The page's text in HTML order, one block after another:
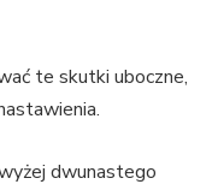
te skutki uboczne,
dwunastego